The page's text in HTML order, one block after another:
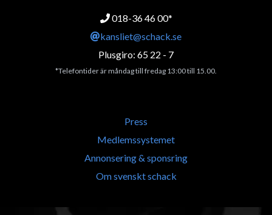
018-36 46 00*
kansliet@schack.se
Plusgiro: 65 22 - 7
*Telefontider är måndag till fredag 13:00 till 15.00.
Press
Medlemssystemet
Annonsering & sponsring
Om svenskt schack